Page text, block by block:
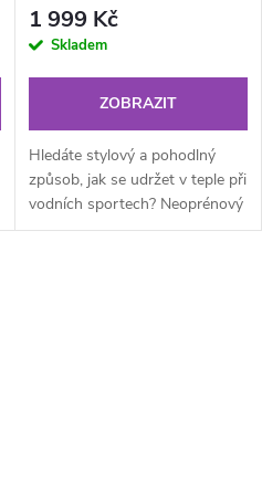
1 999 Kč
Skladem
ZOBRAZIT
Hledáte stylový a pohodlný
způsob, jak se udržet v teple při
vodních sportech? Neoprénový
shorty Jobe Second Skin 3/2